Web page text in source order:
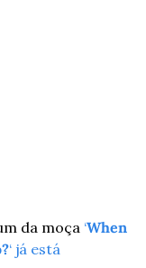
da moça ‘When
‘ já está